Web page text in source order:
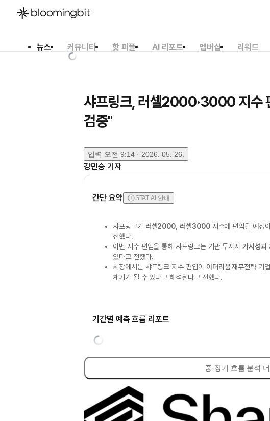
뉴스 커뮤니티 핫 피플 AI 리포트 멤버십
리워드
샤프링크, 러셀2000·3000 지수
검증"
입력 오전 9:14 · 2026. 05. 26.
강민승 기자
간단 요약 STAT AI 안내
샤프링크가 러셀2000 러셀3000지수에 편입될 예정
전했다.
이번 지수 편입을 통해 샤프링크는 기관 투자자가시성과
있다고 전했다.
시장에서는 샤프링크 지수 편입이 이더리움 재무전략기
계기가 될 수 있다고 해석된다고 전했다.
기간별 예측 흐름 리포트
중·장기 흐름 분석